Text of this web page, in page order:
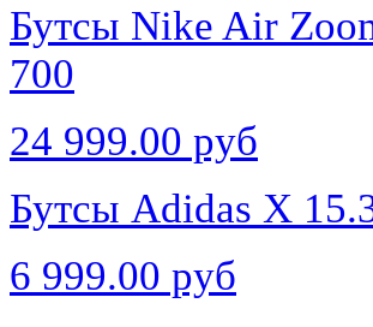
Бутсы Nike Air
700
24 999.00 руб
Бутсы Adidas X
6 999.00 руб